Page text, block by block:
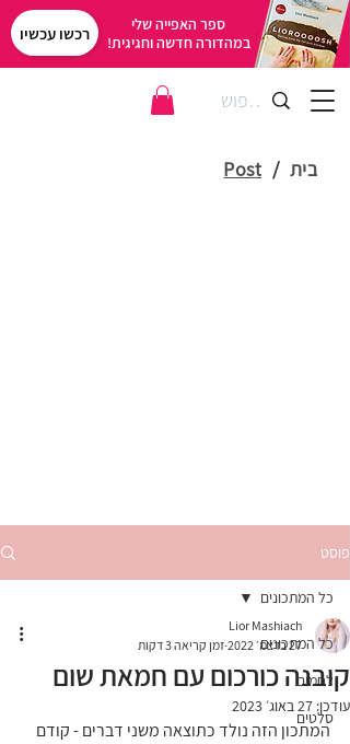
רכשו עכשיו
ספר האפייה שלי
במהדורה חדשה וחגיגית!
בית /
Post
פוסט
כל המתכונים
לחמים
סלטים
כל המתכונים
קובנה כורכום עם חמאת שום
Lior Mashiach
27 בדצמ׳ 2022
זמן קריאה 3 דקות
עודכן: 27 באוג׳ 2023
המתכון הזה נולד כתוצאה משני דברים - קודם